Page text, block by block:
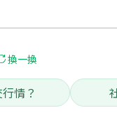
換一換
情？